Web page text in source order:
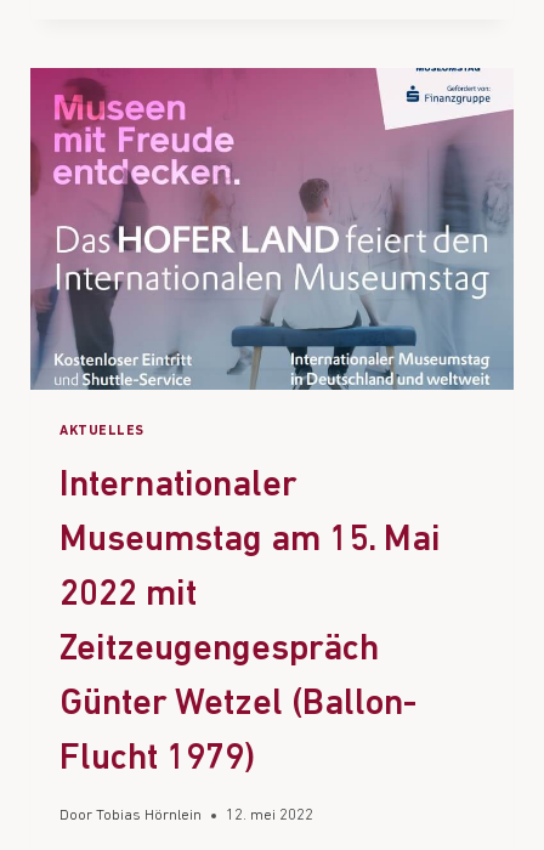
AKTUELLES
Internationaler
Museumstag am 15. Mai
2022 mit
Zeitzeugengespräch
Günter Wetzel (Ballon-
Flucht 1979)
Door Tobias Hörnlein 12. mei 2022